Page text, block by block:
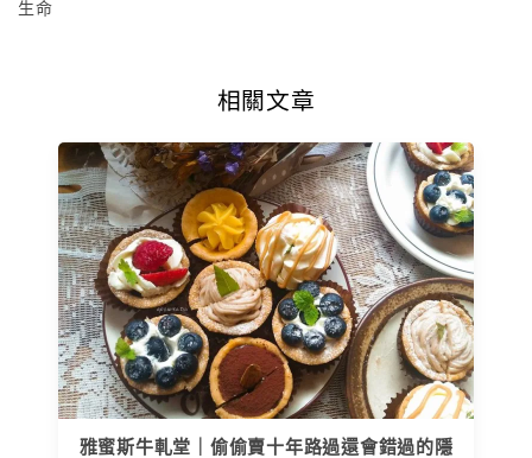
生命
相關文章
雅蜜斯牛軋堂｜偷偷賣十年路過還會錯過的隱